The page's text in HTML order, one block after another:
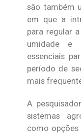
são também
em que a
para regular
umidade e
essenciais
período de
mais
A
sistemas
como opções